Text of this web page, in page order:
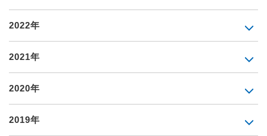
2022年
2021年
2020年
2019年